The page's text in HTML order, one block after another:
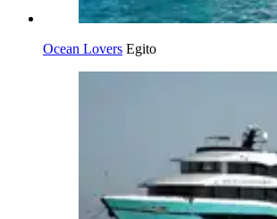
Ocean Lovers Egito